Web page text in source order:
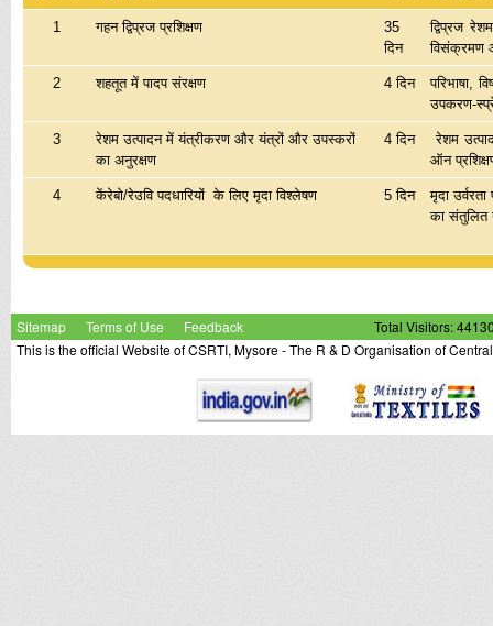
1 गहन द्विप्रज प्रशिक्षण
35
दिन
द्विप्रज
विसंक्रमण
2 शहतूत में पादप संरक्षण 4 दिन
परिभाषा,
उपकरण-
3
रेशम उत्पादन में यंत्रीकरण और यंत्रों और उपस्करों
का अनुरक्षण
4 दिन
रेशम
ऑन
4 केंरेबो/रेउवि पदधारियों के लिए मृदा विश्लेषण 5 दिन
मृदा
का संतुलित
Sitemap Terms of Use Feedback
Total Visitors:
This is the official Website of CSRTI, Mysore - The R & D Organisation of